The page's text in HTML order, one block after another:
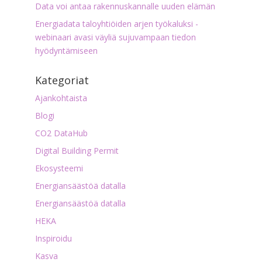
Data voi antaa rakennuskannalle uuden elämän
Energiadata taloyhtiöiden arjen työkaluksi -
webinaari avasi väyliä sujuvampaan tiedon
hyödyntämiseen
Kategoriat
Ajankohtaista
Blogi
CO2 DataHub
Digital Building Permit
Ekosysteemi
Energiansäästöä datalla
Energiansäästöä datalla
HEKA
Inspiroidu
Kasva